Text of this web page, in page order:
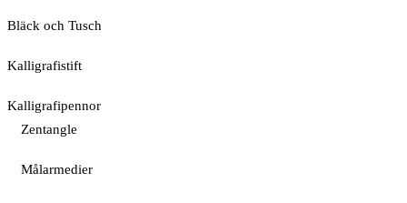
Bläck och Tusch
Kalligrafistift
Kalligrafipennor
Zentangle
Målarmedier